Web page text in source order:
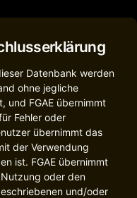
Datenbank werden
ohne jegliche
und FGAE übernimmt
Fehler oder
übernimmt das
der Verwendung
ist. FGAE übernimmt
oder den
und/oder